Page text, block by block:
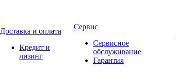
Доставка и оплата
Кредит и
лизинг
Сервис
Сервисное
обслуживание
Гарантия